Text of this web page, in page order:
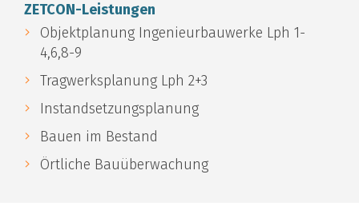
ZETCON-Leistungen
Objektplanung Ingenieurbauwerke Lph 1-
4,6,8-9
Tragwerksplanung Lph 2+3
Instandsetzungsplanung
Bauen im Bestand
Örtliche Bauüberwachung